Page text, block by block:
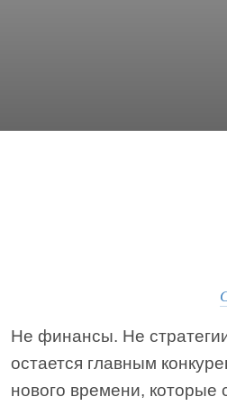
Не финансы. Не
остается главным
нового времени, которые